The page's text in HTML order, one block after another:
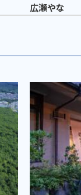
広瀬やな